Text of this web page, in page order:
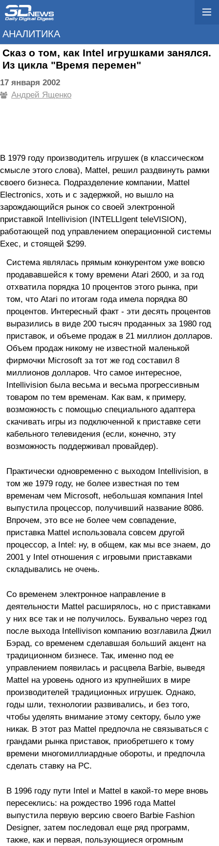
АНАЛИТИКА
Сказ о том, как Intel игрушками занялся.
Из цикла "Время перемен"
17 января 2002
Андрей Ященко
В 1979 году производитель игрушек (в классическом
смысле этого слова), Mattel, решил раздвинуть рамки
своего бизнеса. Подразделение компании, Mattel
Electronics, хоть и с задержкой, но вышло на
зарождающийся рынок со своей электронной
приставкой Intellivision (INTELLIgent teleVISION),
работающей под управлением операционной системы
Exec, и стоящей $299.
Система являлась прямым конкурентом уже вовсю
продававшейся к тому времени Atari 2600, и за год
отхватила порядка 10 процентов этого рынка, при
том, что Atari по итогам года имела порядка 80
процентов. Интересный факт - эти десять процентов
выразились в виде 200 тысяч проданных за 1980 год
приставок, и объеме продаж в 21 миллион долларов.
Объем продаж никому не известной маленькой
фирмочки Microsoft за тот же год составил 8
миллионов долларов. Что самое интересное,
Intellivision была весьма и весьма прогрессивным
товаром по тем временам. Как вам, к примеру,
возможность с помощью специального адаптера
скачивать игры из подключенной к приставке сети
кабельного телевидения (если, конечно, эту
возможность поддерживал провайдер).
Практически одновременно с выходом Intellivision, в
том же 1979 году, не более известная по тем
временам чем Microsoft, небольшая компания Intel
выпустила процессор, получивший название 8086.
Впрочем, это все не более чем совпадение,
приставка Mattel использовала совсем другой
процессор, а Intel: ну, в общем, как мы все знаем, до
2001 у Intel отношения с игровыми приставками
складывались не очень.
Со временем электронное направление в
деятельности Mattel расширялось, но c приставками
у них все так и не получилось. Буквально через год
после выхода Intellivison компанию возглавила Джил
Бэрад, со временем сделавшая больший акцент на
традиционном бизнесе. Так, именно под ее
управлением появилась и расцвела Barbie, выведя
Mattel на уровень одного из крупнейших в мире
производителей традиционных игрушек. Однако,
годы шли, технологии развивались, и без того,
чтобы уделять внимание этому сектору, было уже
никак. В этот раз Mattel предпочла не связываться с
грандами рынка приставок, приобретшего к тому
времени многомиллиардные обороты, и предпочла
сделать ставку на PC.
В 1996 году пути Intel и Mattel в какой-то мере вновь
пересеклись: на рождество 1996 года Mattel
выпустила первую версию своего Barbie Fashion
Designer, затем последовал еще ряд программ,
также, как и первая, пользующиеся огромным